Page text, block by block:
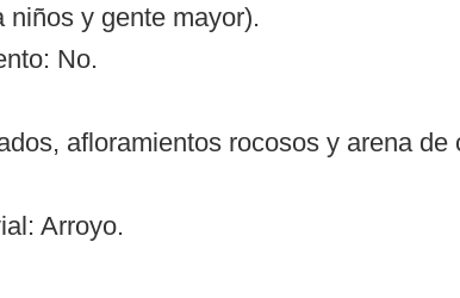
niños y gente mayor).
No.
afloramientos rocosos y arena de
Arroyo.